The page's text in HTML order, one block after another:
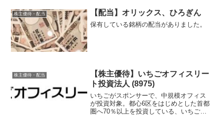
株主優待・配当 【配当】オリックス、ひろぎん
保有している銘柄の配当がありました。
株主優待・配当
【株主優待】いちごオフィスリー
ト投資法人 (8975)
いちごがスポンサーで、中規模オフィス
が投資対象。都心6区をはじめとした首都
圏へ70％以上を投資している、いちごオ